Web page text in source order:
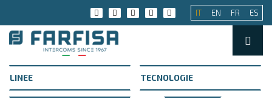
IT EN FR ES